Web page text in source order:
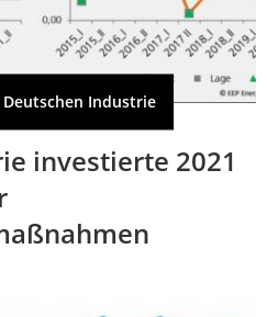
Industrie
investierte 2021